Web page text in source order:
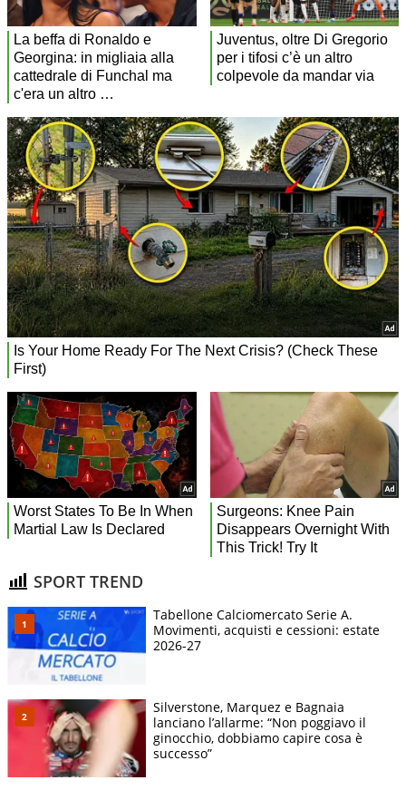
SPORT TREND
Tabellone Calciomercato Serie A.
Movimenti, acquisti e cessioni: estate
2026-27
Silverstone, Marquez e Bagnaia
lanciano l’allarme: “Non poggiavo il
ginocchio, dobbiamo capire cosa è
successo”